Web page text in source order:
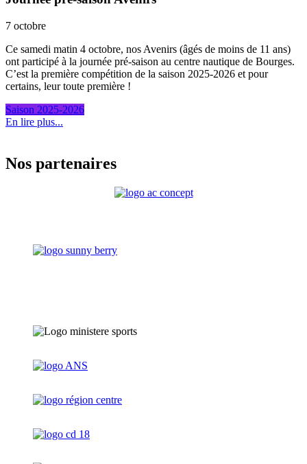
7 octobre
Ce samedi matin 4 octobre, nos Avenirs (âgés de moins de 11 ans)
ont participé à la journée pré-saison au centre nautique de Bourges.
C’est la première compétition de la saison 2025-2026 et pour
certains, leur toute première !
Saison 2025-2026
En lire plus...
Nos partenaires